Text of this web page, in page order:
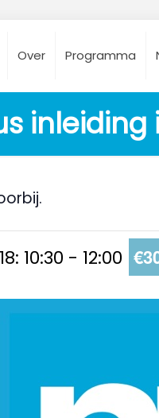
Over Programma
inleiding
10:30 - 12:00